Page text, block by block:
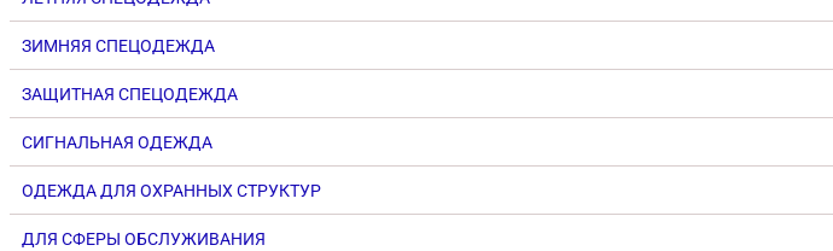
ЗИМНЯЯ СПЕЦОДЕЖДА
ЗАЩИТНАЯ СПЕЦОДЕЖДА
СИГНАЛЬНАЯ ОДЕЖДА
ОДЕЖДА ДЛЯ ОХРАННЫХ СТРУКТУР
ДЛЯ СФЕРЫ ОБСЛУЖИВАНИЯ